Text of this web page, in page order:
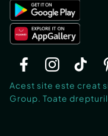
Acest site este creat
Group. Toate